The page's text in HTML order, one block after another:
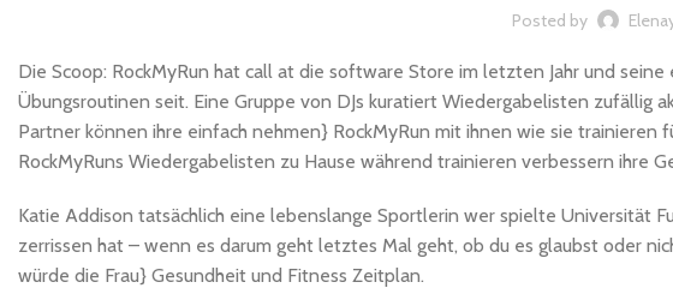
Posted by
Die Scoop: RockMyRun hat call at die software Store im letzten Jahr und
Übungsroutinen seit. Eine Gruppe von DJs kuratiert Wiedergabelisten zufällig
Partner können ihre einfach nehmen} RockMyRun mit ihnen wie sie
RockMyRuns Wiedergabelisten zu Hause während trainieren verbessern ihre
Katie Addison tatsächlich eine lebenslange Sportlerin wer spielte Universität
zerrissen hat – wenn es darum geht letztes Mal geht, ob du es glaubst oder
würde die Frau} Gesundheit und Fitness Zeitplan.